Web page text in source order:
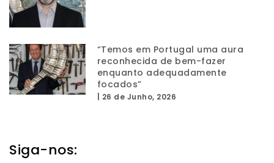
“Temos em Portugal uma aura
reconhecida de bem-fazer
enquanto adequadamente
focados”
26 de Junho, 2026
Siga-nos: